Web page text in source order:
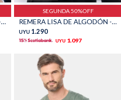
REMERA LISA DE ALGODÓN - Mostaza
SEGUNDA 50%OFF
REMERA LISA DE ALGODÓN - Negro
UYU 1.290
UYU 1.097